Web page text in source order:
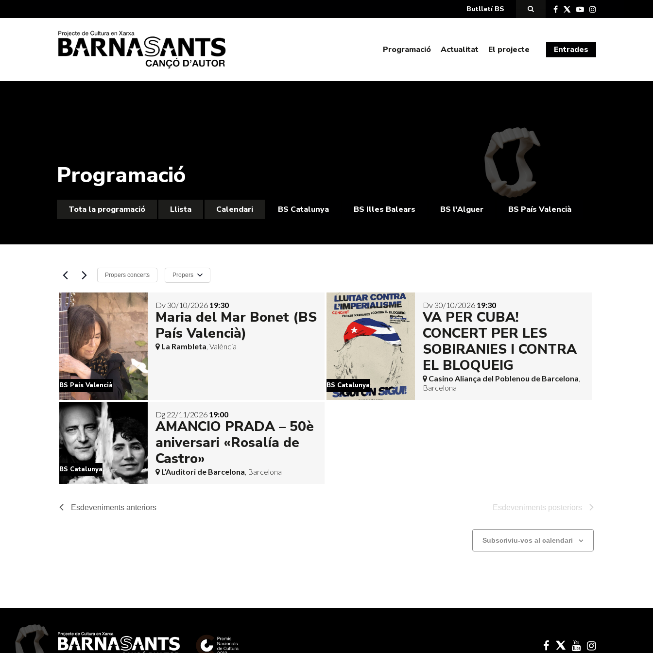
Butlletí BS
Programació Actualitat El projecte Entrades
Programació
Tota la programació Llista Calendari BS Catalunya BS Illes Balears BS l'Alguer BS País Valencià
Propers concerts Propers
data.
BS País Valencià
Dv 30/10/2026 19:30
Maria del Mar Bonet (BS
País Valencià)
La Rambleta , València
BS Catalunya
Dv 30/10/2026 19:30
VA PER CUBA!
CONCERT PER LES
SOBIRANIES I CONTRA
EL BLOQUEIG
Casino Aliança del Poblenou de Barcelona
Barcelona
BS Catalunya
Dg 22/11/2026 19:00
AMANCIO PRADA – 50è
aniversari «Rosalía de
Castro»
L'Auditori de Barcelona , Barcelona
Esdeveniments anteriors Esdeveniments posteriors
Subscriviu-vos al calendari